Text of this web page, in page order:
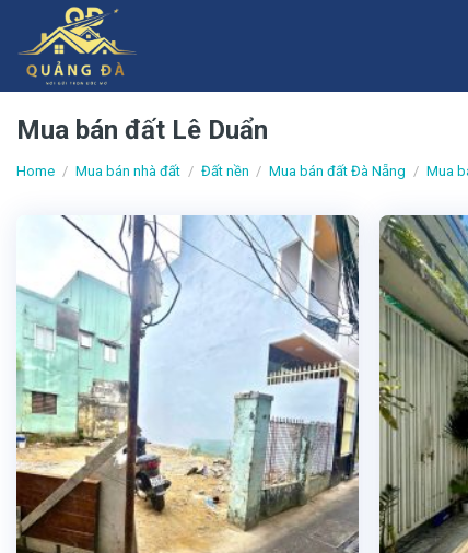
content
Mua bán đất Lê Duẩn
Home / Mua bán nhà đất / Đất nền / Mua bán đất Đà Nẵng / Mua